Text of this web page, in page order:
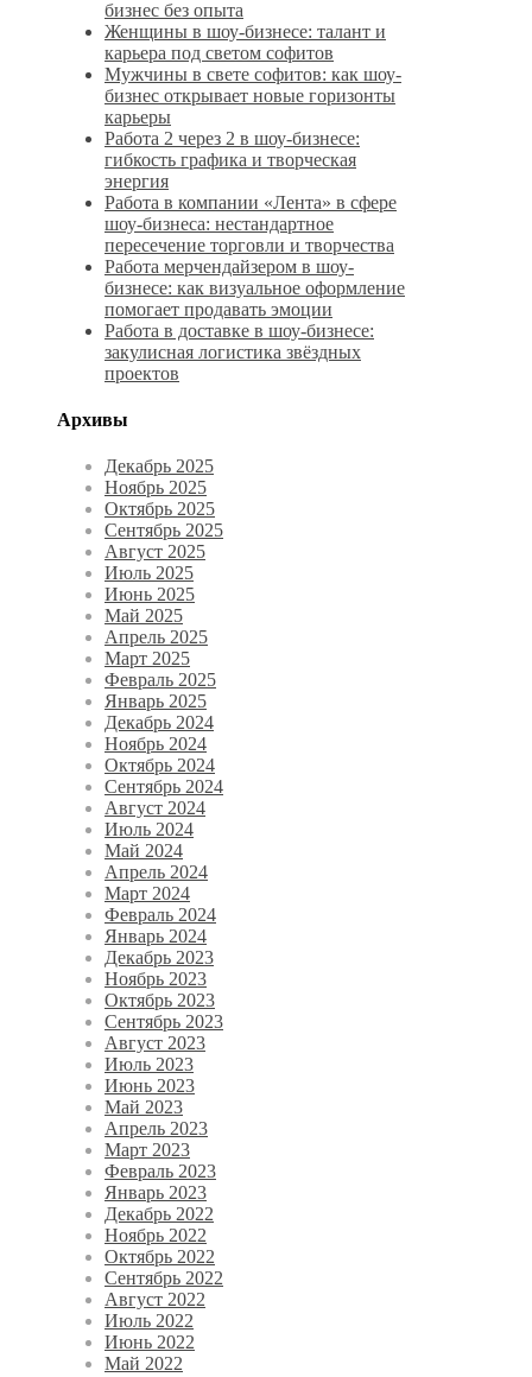
бизнес без опыта
Женщины в шоу-бизнесе: талант и
карьера под светом софитов
Мужчины в свете софитов: как шоу-
бизнес открывает новые горизонты
карьеры
Работа 2 через 2 в шоу-бизнесе:
гибкость графика и творческая
энергия
Работа в компании «Лента» в сфере
шоу-бизнеса: нестандартное
пересечение торговли и творчества
Работа мерчендайзером в шоу-
бизнесе: как визуальное оформление
помогает продавать эмоции
Работа в доставке в шоу-бизнесе:
закулисная логистика звёздных
проектов
Архивы
Декабрь 2025
Ноябрь 2025
Октябрь 2025
Сентябрь 2025
Август 2025
Июль 2025
Июнь 2025
Май 2025
Апрель 2025
Март 2025
Февраль 2025
Январь 2025
Декабрь 2024
Ноябрь 2024
Октябрь 2024
Сентябрь 2024
Август 2024
Июль 2024
Май 2024
Апрель 2024
Март 2024
Февраль 2024
Январь 2024
Декабрь 2023
Ноябрь 2023
Октябрь 2023
Сентябрь 2023
Август 2023
Июль 2023
Июнь 2023
Май 2023
Апрель 2023
Март 2023
Февраль 2023
Январь 2023
Декабрь 2022
Ноябрь 2022
Октябрь 2022
Сентябрь 2022
Август 2022
Июль 2022
Июнь 2022
Май 2022